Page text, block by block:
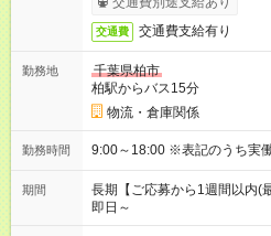
交通費 交通費支給有り
勤務地
千葉県柏市
柏駅からバス15分
物流・倉庫関係
勤務時間 9:00～18:00 ※表記のう
期間
長期【ご応募から1週間以内(
即日～